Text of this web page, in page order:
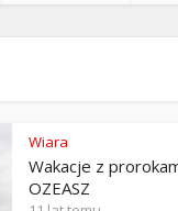
Wiara
Wakacje z
OZEASZ